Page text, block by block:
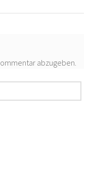
abzugeben.